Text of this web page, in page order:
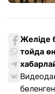
Желіде
тойда